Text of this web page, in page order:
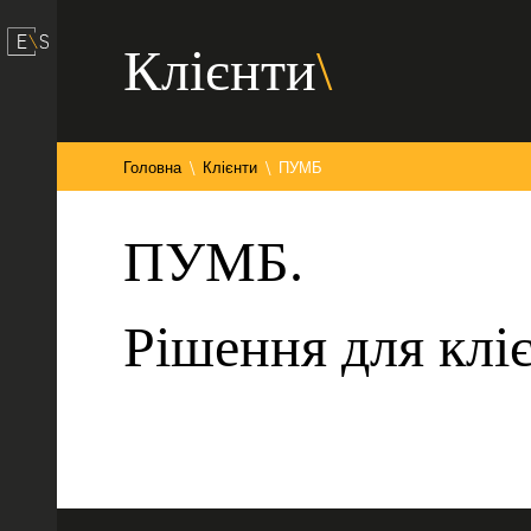
Клієнти
Головна Клієнти ПУМБ
ПУМБ.
Рішення для